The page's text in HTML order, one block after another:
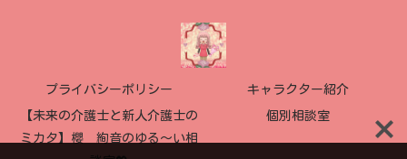
プライバシーポリシー キャラクター紹介
【未来の介護士と新人介護士の
ミカタ】櫻 絢音のゆる〜い相
個別相談室